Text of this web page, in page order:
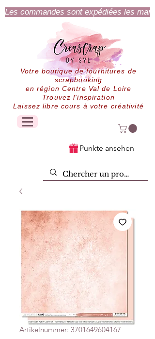
Les commandes sont expédiées les
Votre boutique de fournitures de
scrapbooking
en région Centre Val de Loire
Trouvez l'inspiration
Laissez libre cours à votre créativité
Punkte ansehen
Artikelnummer: 3701649604167